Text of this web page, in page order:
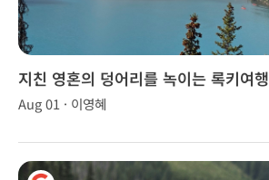
지친 영혼의 덩어리를 녹이는 록키여행
Aug 01 · 이영혜